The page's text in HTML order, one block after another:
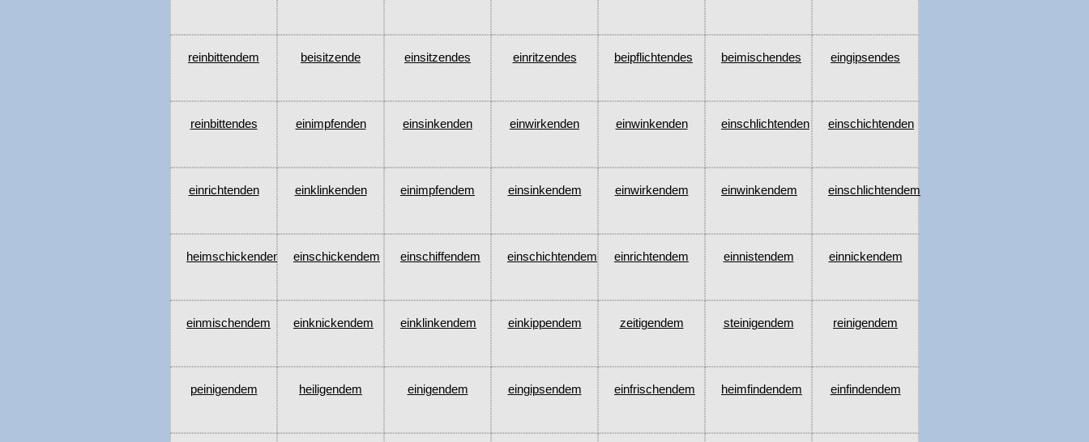
reinbittendem beisitzende einsitzendes einritzendes beipflichtendes beimischendes eingipsendes
reinbittendes einimpfenden einsinkenden einwirkenden einwinkenden einschlichtenden einschichtenden
einrichtenden einklinkenden einimpfendem einsinkendem einwirkendem einwinkendem einschlichtendem
heimschickendem einschickendem einschiffendem einschichtendem einrichtendem einnistendem einnickendem
einmischendem einknickendem einklinkendem einkippendem zeitigendem steinigendem reinigendem
peinigendem heiligendem einigendem eingipsendem einfrischendem heimfindendem einfindendem